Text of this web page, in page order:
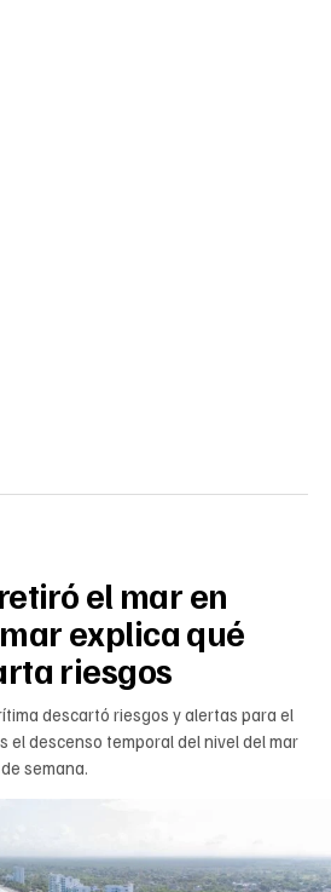
el mar en
explica qué
riesgos
descartó riesgos y alertas para el
el descenso temporal del nivel del mar
semana.